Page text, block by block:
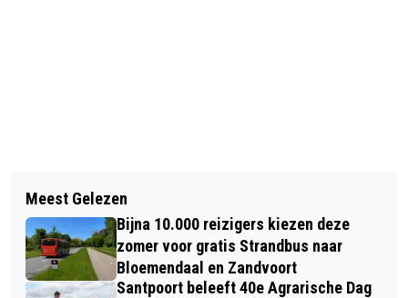
GLUREN BIJ DE BUREN: HAARLEM’S
HUISKAMERS WORDEN PODIA
ZONDAG 1 FEBRUARI 2026
ZANDVOORT ART POP-UP EXPOSITIE
IN RAADHUIS 'HET OUDE RAADHUIS'
Meest Gelezen
Bijna 10.000 reizigers kiezen deze
zomer voor gratis Strandbus naar
Bloemendaal en Zandvoort
Santpoort beleeft 40e Agrarische Dag